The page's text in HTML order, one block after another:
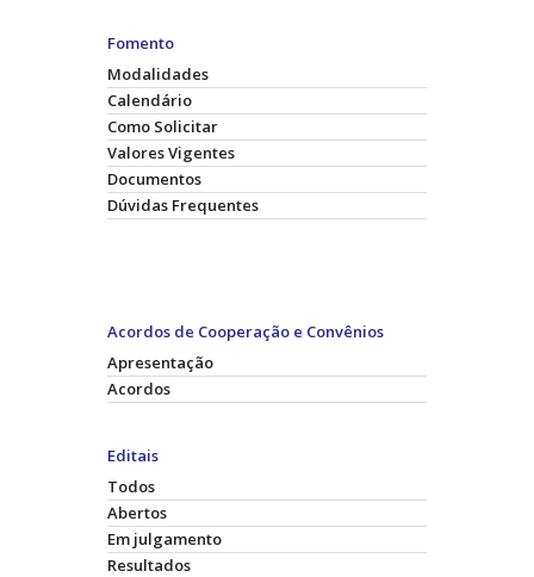
Fomento
Modalidades
Calendário
Como Solicitar
Valores Vigentes
Documentos
Dúvidas Frequentes
Acordos de Cooperação e Convênios
Apresentação
Acordos
Editais
Todos
Abertos
Em julgamento
Resultados